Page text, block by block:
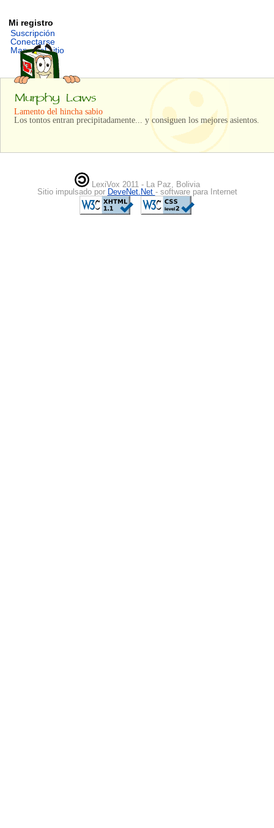
Mi registro
Suscripción
Conectarse
Mapa del sitio
Lamento del hincha sabio
Los tontos entran precipitadamente... y consiguen los mejores asientos.
LexiVox 2011 - La Paz, Bolivia
Sitio impulsado por DeveNet.Net - software para Internet